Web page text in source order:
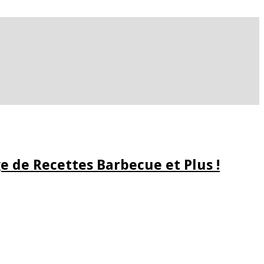
de Recettes Barbecue et Plus !